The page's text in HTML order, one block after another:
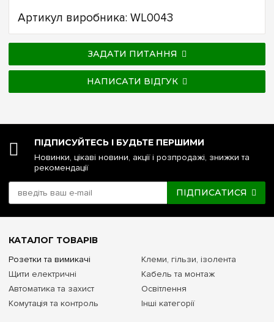
Артикул виробника: WL0043
ЗАДАТИ ПИТАННЯ
НАПИСАТИ ВІДГУК
ПІДПИСУЙТЕСЬ І БУДЬТЕ ПЕРШИМИ
Новинки, цікаві новини, акції і розпродажі, знижки та
рекомендації
ПІДПИСАТИСЯ
КАТАЛОГ ТОВАРІВ
Розетки та вимикачі
Щити електричні
Автоматика та захист
Комутація та контроль
Клеми, гільзи, ізолента
Кабель та монтаж
Освітлення
Інші категорії